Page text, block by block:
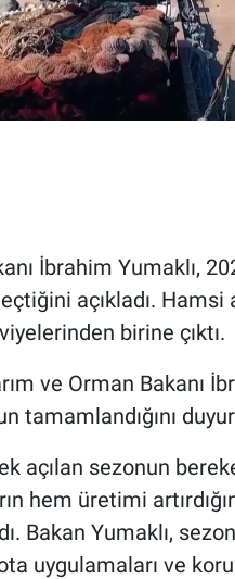
İbrahim Yumaklı,
açıkladı. Hamsi
birine çıktı.
ve Orman Bakanı
tamamlandığını
açılan sezonun
hem üretimi
Bakan Yumaklı,
uygulamaları ve